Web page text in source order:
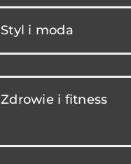
Styl i moda
Zdrowie i fitness